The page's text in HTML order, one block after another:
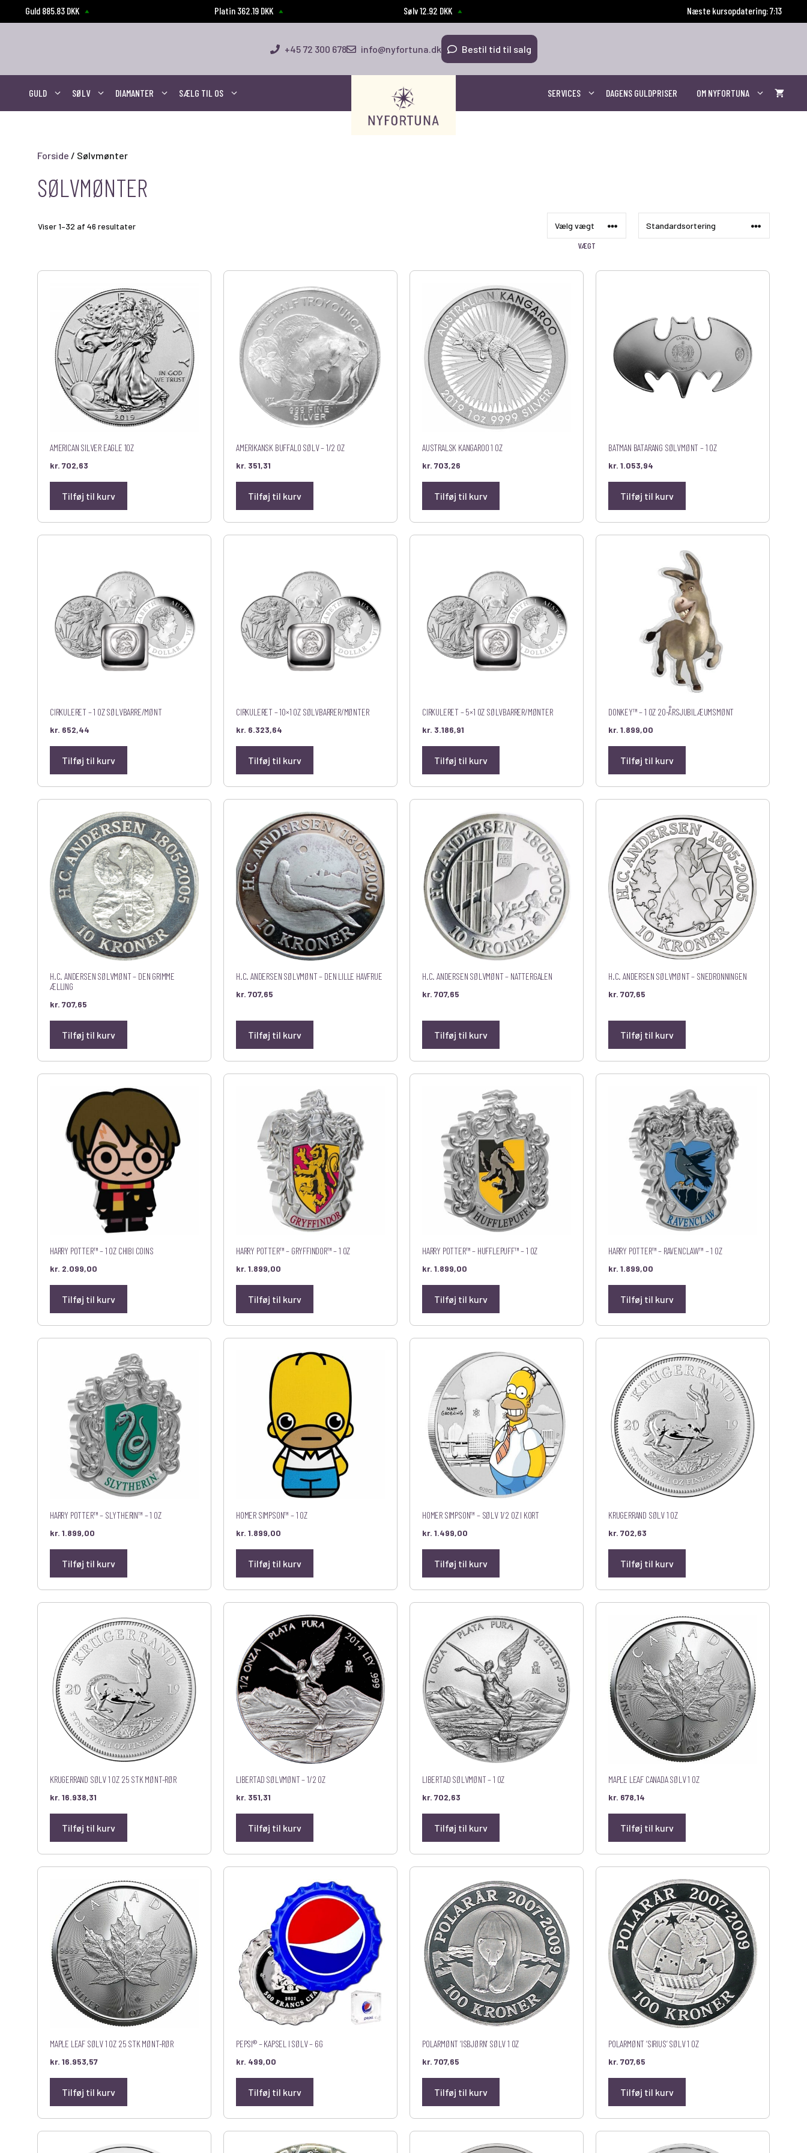
til
Guld 885.83 DKK Platin 362.19 DKK Sølv 12.92 DKK Næste kursopdatering: 7:11
+45 72 300 678 info@nyfortuna.dk Bestil tid til salg
GULD SØLV DIAMANTER SÆLG TIL OS SERVICES DAGENS GULDPRISER OM NYFORTUNA
Forside / Sølvmønter
SØLVMØNTER
Viser 1–32 af 46 resultater
VÆGT
AMERICAN SILVER EAGLE 1OZ
kr. 702,63
Tilføj til kurv
AMERIKANSK BUFFALO SØLV – 1/2 OZ
kr. 351,31
Tilføj til kurv
AUSTRALSK KANGAROO 1 OZ
kr. 703,26
Tilføj til kurv
BATMAN BATARANG SØLVMØNT – 1 OZ
kr. 1.053,94
Tilføj til kurv
CIRKULERET – 1 OZ SØLVBARRE/MØNT
kr. 652,44
Tilføj til kurv
CIRKULERET – 10×1 OZ SØLVBARRER/MØNTER
kr. 6.323,64
Tilføj til kurv
CIRKULERET – 5×1 OZ SØLVBARRER/MØNTER
kr. 3.186,91
Tilføj til kurv
DONKEY™ – 1 OZ 20-ÅRSJUBILÆUMSMØNT
kr. 1.899,00
Tilføj til kurv
H.C. ANDERSEN SØLVMØNT – DEN GRIMME
ÆLLING
kr. 707,65
Tilføj til kurv
H.C. ANDERSEN SØLVMØNT – DEN LILLE HAVFRUE
kr. 707,65
Tilføj til kurv
H.C. ANDERSEN SØLVMØNT – NATTERGALEN
kr. 707,65
Tilføj til kurv
H.C. ANDERSEN SØLVMØNT – SNEDRONNINGEN
kr. 707,65
Tilføj til kurv
HARRY POTTER™ – 1 OZ CHIBI COINS
kr. 2.099,00
Tilføj til kurv
HARRY POTTER™ – GRYFFINDOR™ – 1 OZ
kr. 1.899,00
Tilføj til kurv
HARRY POTTER™ – HUFFLEPUFF™ – 1 OZ
kr. 1.899,00
Tilføj til kurv
HARRY POTTER™ – RAVENCLAW™ – 1 OZ
kr. 1.899,00
Tilføj til kurv
HARRY POTTER™ – SLYTHERIN™ – 1 OZ
kr. 1.899,00
Tilføj til kurv
HOMER SIMPSON™ – 1 OZ
kr. 1.899,00
Tilføj til kurv
HOMER SIMPSON™ – SØLV 1/2 OZ I KORT
kr. 1.499,00
Tilføj til kurv
KRUGERRAND SØLV 1 OZ
kr. 702,63
Tilføj til kurv
KRUGERRAND SØLV 1 OZ 25 STK MØNT-RØR
kr. 16.938,31
Tilføj til kurv
LIBERTAD SØLVMØNT – 1/2 OZ
kr. 351,31
Tilføj til kurv
LIBERTAD SØLVMØNT – 1 OZ
kr. 702,63
Tilføj til kurv
MAPLE LEAF CANADA SØLV 1 OZ
kr. 678,14
Tilføj til kurv
MAPLE LEAF SØLV 1 OZ 25 STK MØNT-RØR
kr. 16.953,57
Tilføj til kurv
PEPSI® – KAPSEL I SØLV – 6G
kr. 499,00
Tilføj til kurv
POLARMØNT ‘ISBJØRN’ SØLV 1 OZ
kr. 707,65
Tilføj til kurv
POLARMØNT ‘SIRIUS’ SØLV 1 OZ
kr. 707,65
Tilføj til kurv